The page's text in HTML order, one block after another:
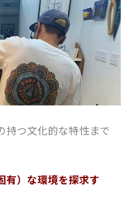
持つ文化的な特性まで
有）な環境を探求す